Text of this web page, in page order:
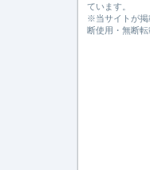
ています。
※当サイトが掲
断使用・無断転